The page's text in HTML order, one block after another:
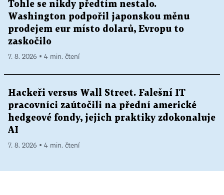
Tohle se nikdy předtím nestalo.
Washington podpořil japonskou měnu
prodejem eur místo dolarů, Evropu to
zaskočilo
7. 8. 2026 ▪ 4 min. čtení
Hackeři versus Wall Street. Falešní IT
pracovníci zaútočili na přední americké
hedgeové fondy, jejich praktiky zdokonaluje
AI
7. 8. 2026 ▪ 4 min. čtení